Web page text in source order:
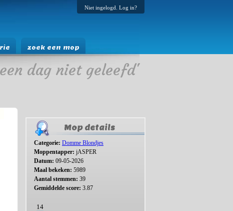
Niet ingelogd. Log in?
zoek een mop
dag niet geleefd'
Mop details
Categorie: Domme Blondjes
Moppentapper: jASPER
Datum: 09-05-2026
Maal bekeken: 5989
Aantal stemmen: 39
Gemiddelde score: 3.87
14